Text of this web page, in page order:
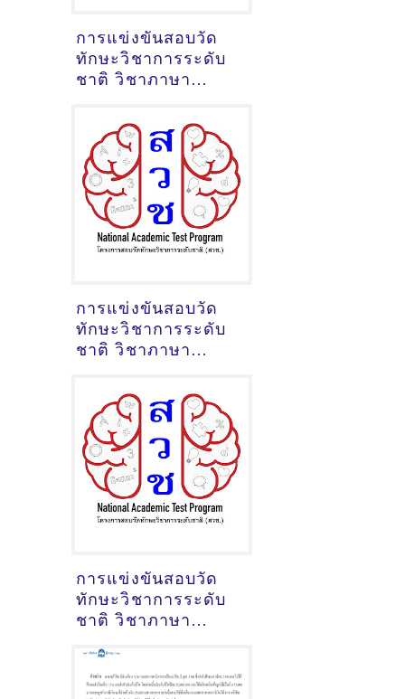
การแข่งขันสอบวัด
ทักษะวิชาการระดับ
ชาติ วิชาภาษา
2563 ข้อสอบพร้อม
เฉลย
การแข่งขันสอบวัด
ทักษะวิชาการระดับ
ชาติ วิชาภาษา
2563 ข้อสอบพร้อม
เฉลย
การแข่งขันสอบวัด
ทักษะวิชาการระดับ
ชาติ วิชาภาษา
2563 ข้อสอบพร้อม
เฉลย